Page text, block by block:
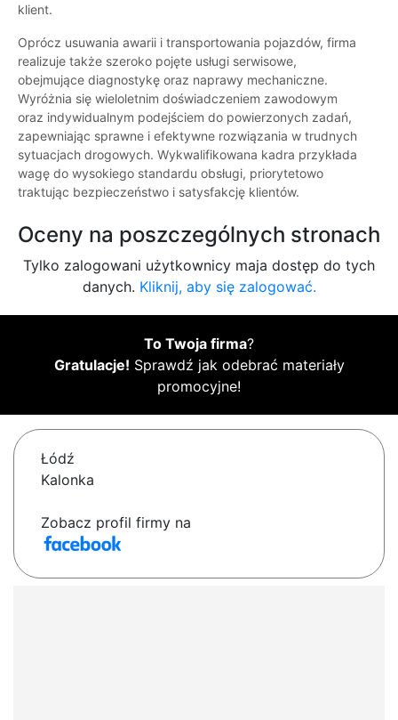
klient.
Oprócz usuwania awarii i transportowania pojazdów, firma
realizuje także szeroko pojęte usługi serwisowe,
obejmujące diagnostykę oraz naprawy mechaniczne.
Wyróżnia się wieloletnim doświadczeniem zawodowym
oraz indywidualnym podejściem do powierzonych zadań,
zapewniając sprawne i efektywne rozwiązania w trudnych
sytuacjach drogowych. Wykwalifikowana kadra przykłada
wagę do wysokiego standardu obsługi, priorytetowo
traktując bezpieczeństwo i satysfakcję klientów.
Oceny na poszczególnych stronach
Tylko zalogowani użytkownicy maja dostęp do tych
danych. Kliknij, aby się zalogować.
To Twoja firma?
Gratulacje! Sprawdź jak odebrać materiały
promocyjne!
Łódź
Kalonka
Zobacz profil firmy na